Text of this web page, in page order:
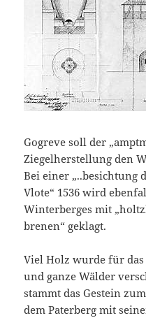
Gogreve soll der
Ziegelherstellung den
Bei einer „..besichtung
Vlote“ 1536 wird
Winterberges mit
brenen“ geklagt.
Viel Holz wurde für
und ganze Wälder
stammt das Gestein
dem Paterberg mit